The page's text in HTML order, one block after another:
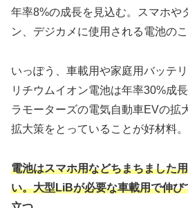
年率8%の成長を見込む。スマホや
ン、デジカメに使用される電池のこ
いっぽう、車載用や家庭用バッテ
リチウムイオン電池は年率30%成
ラモーターズの電気自動車EVの拡
拡大策をとっていることが好材料。
電池はスマホ用などちまちました
い。大型LiBが必要な車載用で伸び